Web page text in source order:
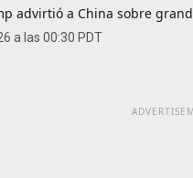
advirtió a China sobre
a las 00:30 PDT